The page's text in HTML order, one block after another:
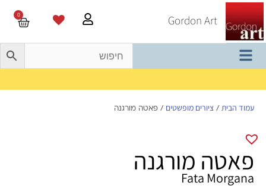
Gordon Art
0
עמוד הבית / ציורים מופשטים / פאטה מורגנה
פאטה מורגנה
Fata Morgana